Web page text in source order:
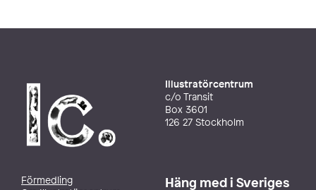
Illustratörcentrum
c/o Transit
Box 3601
126 27 Stockholm
Förmedling
Häng med i Sveriges